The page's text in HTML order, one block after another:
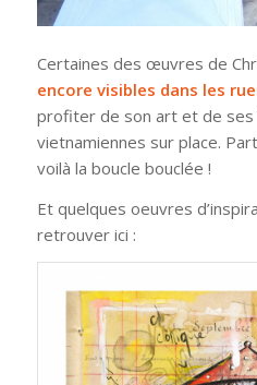
Certaines des œuvres de
encore visibles dans les
profiter de son art et de ses
vietnamiennes sur place.
voilà la boucle bouclée !
Et quelques oeuvres
retrouver ici :